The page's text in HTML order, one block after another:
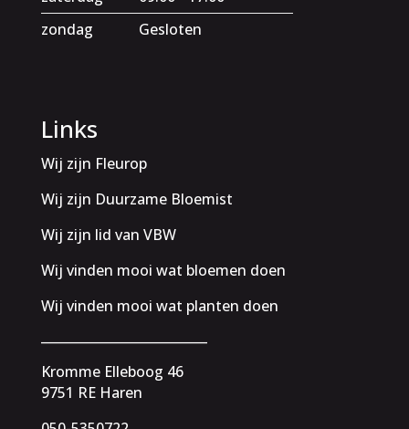
zondag
Gesloten
Links
Wij zijn Fleurop
Wij zijn Duurzame Bloemist
Wij zijn lid van VBW
Wij vinden mooi wat bloemen doen
Wij vinden mooi wat planten doen
Kromme Elleboog 46
9751 RE Haren